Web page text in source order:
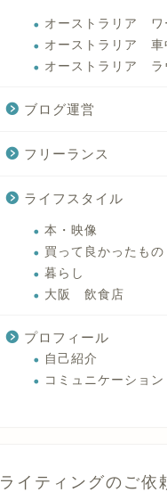
オーストラリア ワ
オーストラリア 車
オーストラリア ラ
ブログ運営
フリーランス
ライフスタイル
本・映像
買って良かったもの
暮らし
大阪 飲食店
プロフィール
自己紹介
コミュニケーション
ライティングのご依